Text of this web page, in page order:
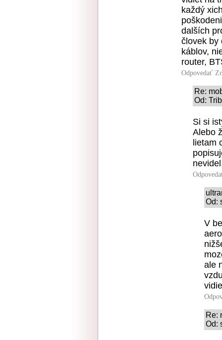
každý
dalších
človek by
káblov,
router,
Odpovedať
Re:
Od:
Si si
Alebo
lietam
Od:
V
ale
Re:
Od: